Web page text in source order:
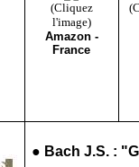
(Cliquez
l'image)
Amazon -
France
● Bach J.S. :